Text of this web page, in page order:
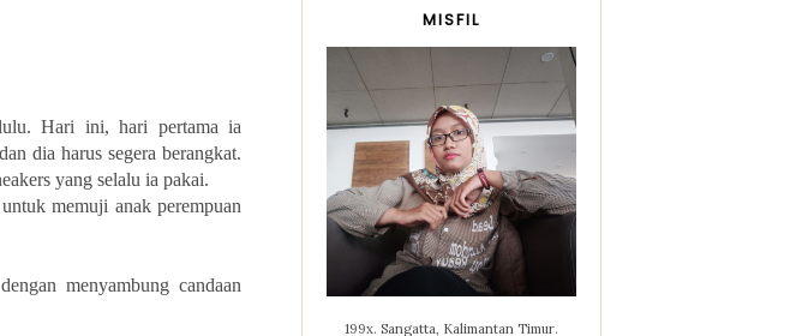
Hari ini, hari pertama ia
dia harus segera berangkat.
yang selalu ia pakai.
memuji anak perempuan
menyambung candaan
MISFIL
199x. Sangatta, Kalimantan Timur.